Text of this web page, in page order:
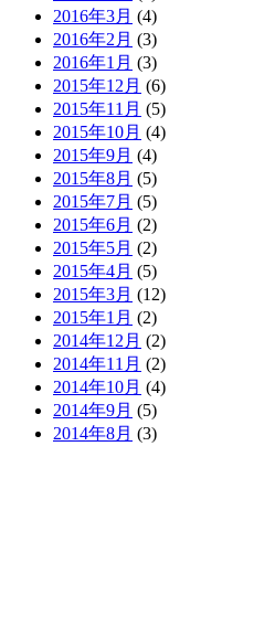
2016年3月 (4)
2016年2月 (3)
2016年1月 (3)
2015年12月 (6)
2015年11月 (5)
2015年10月 (4)
2015年9月 (4)
2015年8月 (5)
2015年7月 (5)
2015年6月 (2)
2015年5月 (2)
2015年4月 (5)
2015年3月 (12)
2015年1月 (2)
2014年12月 (2)
2014年11月 (2)
2014年10月 (4)
2014年9月 (5)
2014年8月 (3)